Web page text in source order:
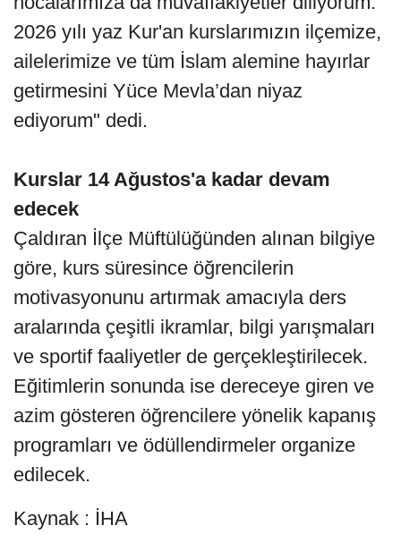
2026 yılı yaz Kur'an kurslarımızın ilçemize,
ailelerimize ve tüm İslam alemine hayırlar
getirmesini Yüce Mevla’dan niyaz
ediyorum" dedi.
Kurslar 14 Ağustos'a kadar devam
edecek
Çaldıran İlçe Müftülüğünden alınan bilgiye
göre, kurs süresince öğrencilerin
motivasyonunu artırmak amacıyla ders
aralarında çeşitli ikramlar, bilgi yarışmaları
ve sportif faaliyetler de gerçekleştirilecek.
Eğitimlerin sonunda ise dereceye giren ve
azim gösteren öğrencilere yönelik kapanış
programları ve ödüllendirmeler organize
edilecek.
Kaynak : İHA